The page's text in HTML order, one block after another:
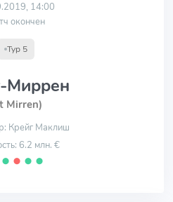
14:00
окончен
Тур 5
Миррен
Mirren)
Крейг Маклиш
6.2 млн. €
⬤ ⬤ ⬤ ⬤